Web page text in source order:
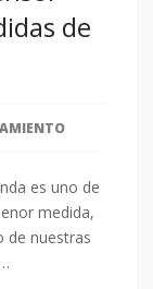
de
es uno de
medida,
de nuestras